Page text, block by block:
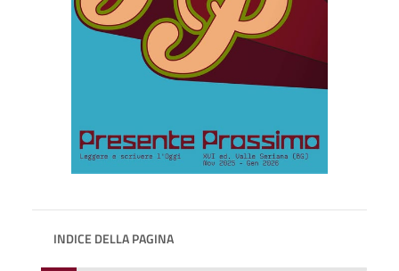
INDICE DELLA PAGINA